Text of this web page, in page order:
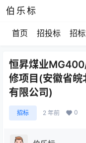
伯乐标
首页 招投标 招
恒昇煤业
修项目(安徽省皖
有限公司)
招标 2 年前 0